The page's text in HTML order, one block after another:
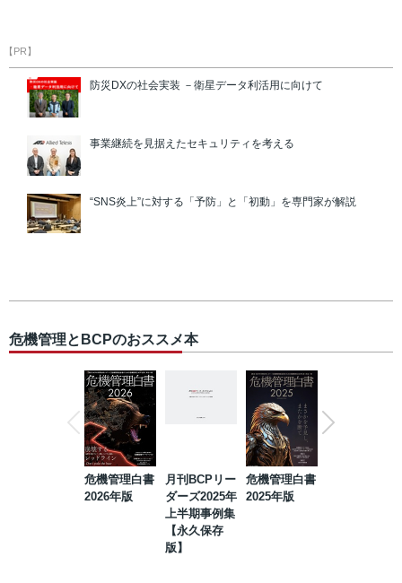
【PR】
防災DXの社会実装 －衛星データ利活用に向けて
事業継続を見据えたセキュリティを考える
“SNS炎上”に対する「予防」と「初動」を専門家が解説
危機管理とBCPのおススメ本
危機管理白書
2026年版
月刊BCPリー
ダーズ2025年
上半期事例集
【永久保存
版】
危機管理白書
2025年版